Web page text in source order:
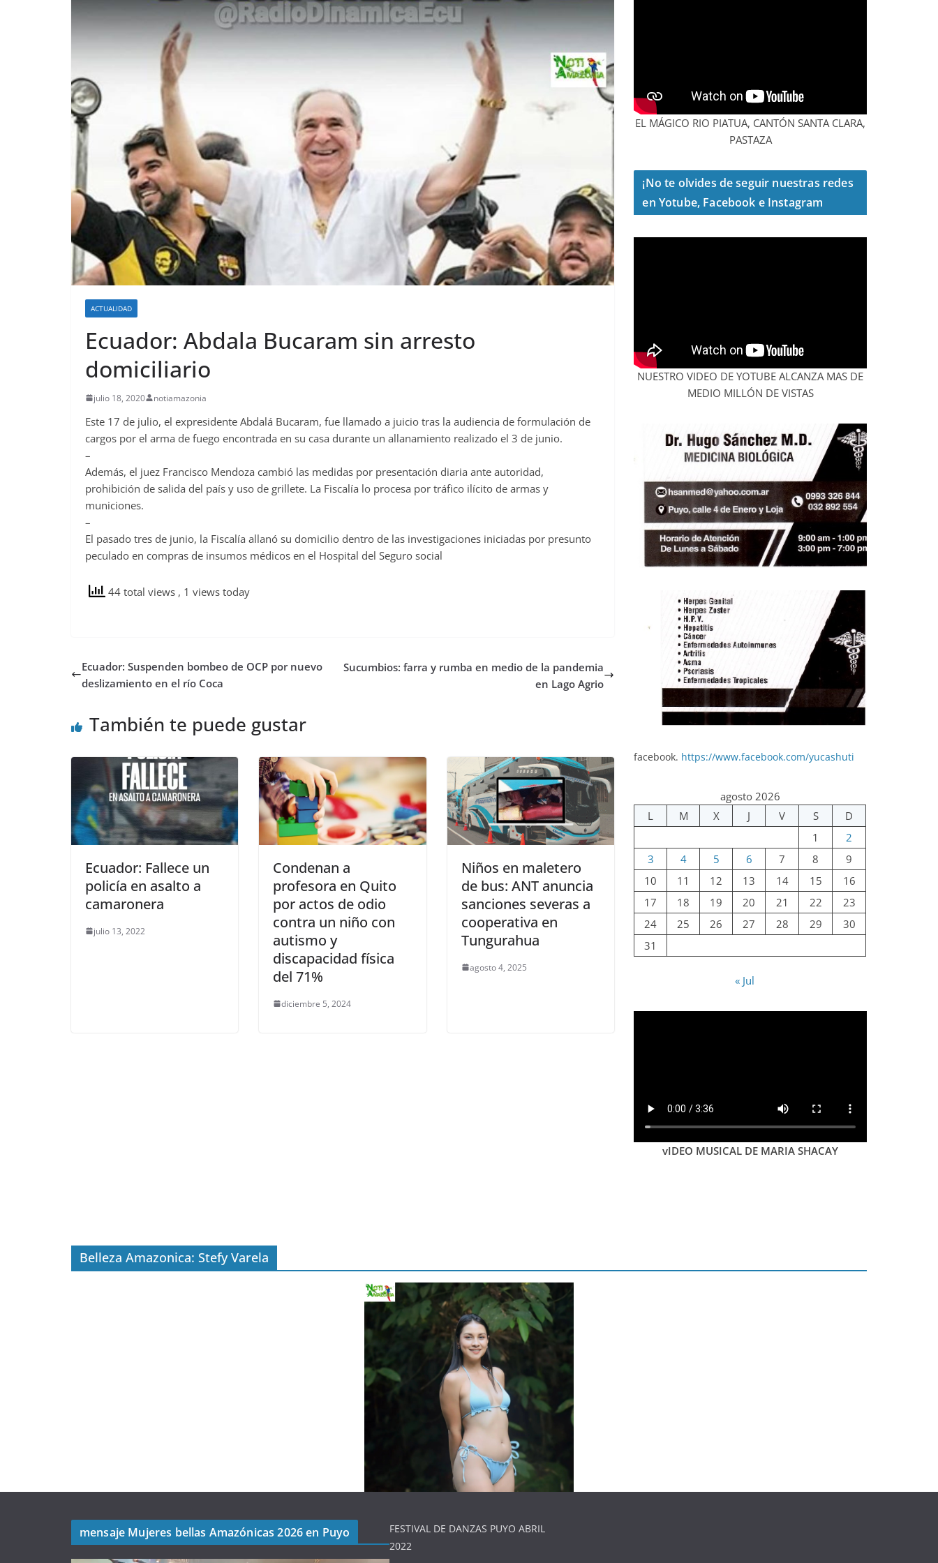
ACTUALIDAD
Ecuador: Abdala Bucaram sin arresto
domiciliario
julio 18, 2020 notiamazonia
Este 17 de julio, el expresidente Abdalá Bucaram, fue llamado a juicio tras la audiencia de formulación de
cargos por el arma de fuego encontrada en su casa durante un allanamiento realizado el 3 de junio.
–
Además, el juez Francisco Mendoza cambió las medidas por presentación diaria ante autoridad,
prohibición de salida del país y uso de grillete. La Fiscalía lo procesa por tráfico ilícito de armas y
municiones.
–
El pasado tres de junio, la Fiscalía allanó su domicilio dentro de las investigaciones iniciadas por presunto
peculado en compras de insumos médicos en el Hospital del Seguro social
44 total views , 1 views today
Ecuador: Suspenden bombeo de OCP por nuevo
deslizamiento en el río Coca
Sucumbios: farra y rumba en medio de la pandemia
en Lago Agrio
También te puede gustar
Ecuador: Fallece un
policía en asalto a
camaronera
julio 13, 2022
Condenan a
profesora en Quito
por actos de odio
contra un niño con
autismo y
discapacidad física
del 71%
diciembre 5, 2024
Niños en maletero
de bus: ANT anuncia
sanciones severas a
cooperativa en
Tungurahua
agosto 4, 2025
EL MÁGICO RIO PIATUA, CANTÓN SANTA CLARA,
PASTAZA
¡No te olvides de seguir nuestras redes
en Yotube, Facebook e Instagram
NUESTRO VIDEO DE YOTUBE ALCANZA MAS DE
MEDIO MILLÓN DE VISTAS
facebook. https://www.facebook.com/yucashuti
agosto 2026
L
M X J V S
D
1
2
3
4 5 6 7 8
9
10
11 12 13 14 15
16
17
18 19 20 21 22
23
24
25 26 27 28 29
30
31
« Jul
vIDEO MUSICAL DE MARIA SHACAY
Belleza Amazonica: Stefy Varela
mensaje Mujeres bellas Amazónicas 2026 en Puyo
FESTIVAL DE DANZAS PUYO ABRIL
2022